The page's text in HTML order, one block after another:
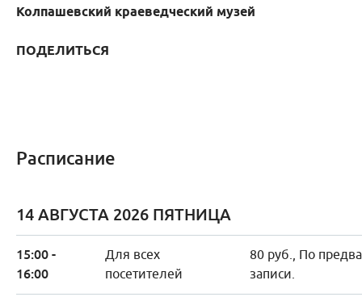
Колпашевский краеведческий музей
ПОДЕЛИТЬСЯ
Расписание
14 АВГУСТА 2026 ПЯТНИЦА
15:00 -
16:00
Для всех
посетителей
80 руб., По
записи.